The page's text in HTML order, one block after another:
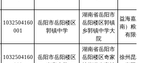
1032504160
001
岳阳市岳阳楼区
郭镇中学
湖南省岳阳市
岳阳楼区郭镇
乡郭镇中学大
院
益海嘉里（湖
南）粮油食品
有限公司
1032504160
岳阳市岳阳楼区
湖南省岳阳市
岳阳楼区奇家
徐州昆和米业